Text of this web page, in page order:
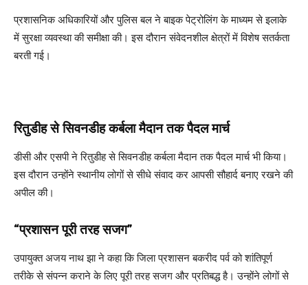
प्रशासनिक अधिकारियों और पुलिस बल ने बाइक पेट्रोलिंग के माध्यम से इलाके
में सुरक्षा व्यवस्था की समीक्षा की। इस दौरान संवेदनशील क्षेत्रों में विशेष सतर्कता
बरती गई।
रितुडीह से सिवनडीह कर्बला मैदान तक पैदल मार्च
डीसी और एसपी ने रितुडीह से सिवनडीह कर्बला मैदान तक पैदल मार्च भी किया।
इस दौरान उन्होंने स्थानीय लोगों से सीधे संवाद कर आपसी सौहार्द बनाए रखने की
अपील की।
“प्रशासन पूरी तरह सजग”
उपायुक्त अजय नाथ झा ने कहा कि जिला प्रशासन बकरीद पर्व को शांतिपूर्ण
तरीके से संपन्न कराने के लिए पूरी तरह सजग और प्रतिबद्ध है। उन्होंने लोगों से